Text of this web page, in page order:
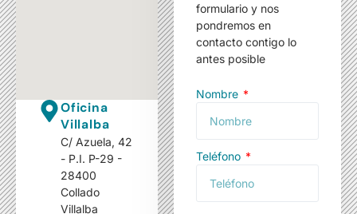
Oficina
Villalba
C/ Azuela, 42
- P.I. P-29 -
28400
Collado
Villalba
formulario y nos
pondremos en
contacto contigo lo
antes posible
Nombre
Teléfono